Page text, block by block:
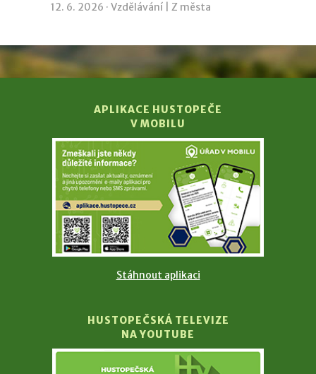
12. 6. 2026 · Vzdělávání Z města
APLIKACE HUSTOPEČE
V MOBILU
Stáhnout aplikaci
HUSTOPEČSKÁ TELEVIZE
NA YOUTUBE